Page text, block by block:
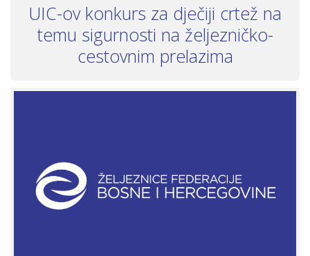
UIC-ov konkurs za dječiji crtež na
temu sigurnosti na željezničko-
cestovnim prelazima